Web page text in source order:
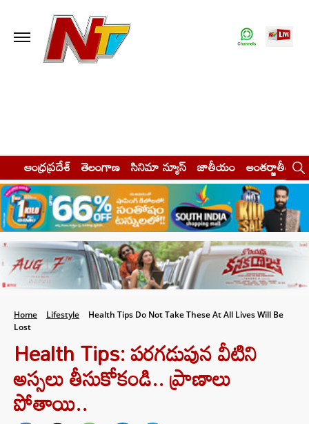
ఆంధ్రప్రదేశ్ తెలంగాణ సినిమా న్యూస్ జాతీయం అంతర్జాతీయం
Home Lifestyle
Health Tips Do Not Take These At All Lives Will Be
Lost
Health Tips: పరగడుపున వీటిని
అస్సలు తీసుకోకండి.. ప్రాణాలు
పోతాయి..